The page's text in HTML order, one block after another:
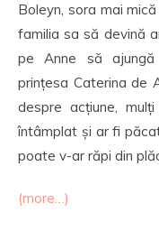
Boleyn, sora mai
familia sa să devină
pe Anne să ajungă
prințesa Caterina de
despre acțiune,
întâmplat și ar fi
poate v-ar răpi din
(more…)